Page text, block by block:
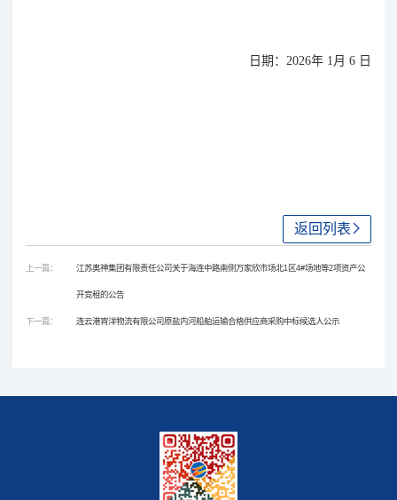
日期： 2026年 1 月 6 日
返回列表
上一篇： 江苏奥神集团有限责任公司关于海连中路南侧万家欣市场北1区4#场地等2项资产公
开竞租的公告
下一篇： 连云港宵洋物流有限公司原盐内河船舶运输合格供应商采购中标候选人公示